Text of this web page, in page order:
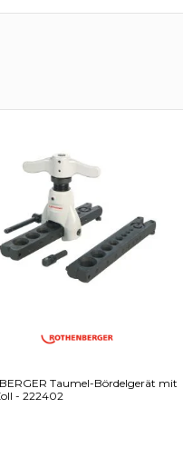
Taumel-Bördelgerät mit
- 222402